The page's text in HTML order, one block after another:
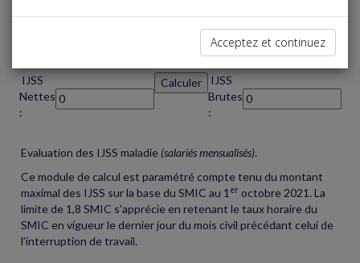
retrouver le montant des IJSS brutes à partir du montant net.
IJSS
Nettes
:
IJSS
Brutes
:
Evaluation des IJSS maladie (salariés mensualisés).
Ce module de calcul est paramétré compte tenu du montant
maximal des IJSS sur la base du SMIC au 1 er octobre 2021. La
limite de 1,8 SMIC s’apprécie en retenant le taux horaire du
SMIC en vigueur le dernier jour du mois civil précédant celui de
l’interruption de travail.
Acceptez et continuez